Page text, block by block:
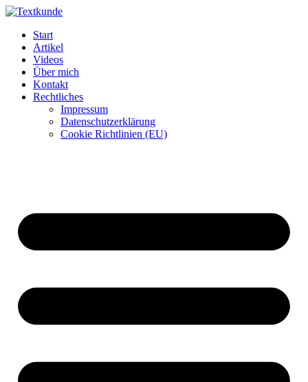
Zum
wechseln
Start
Artikel
Videos
Über mich
Kontakt
Rechtliches
Impressum
Datenschutzerklärung
Cookie Richtlinien (EU)